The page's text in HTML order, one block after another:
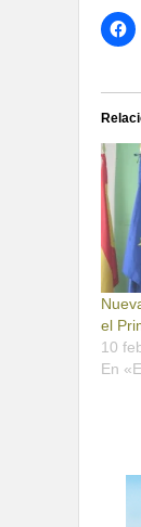
el
10
En